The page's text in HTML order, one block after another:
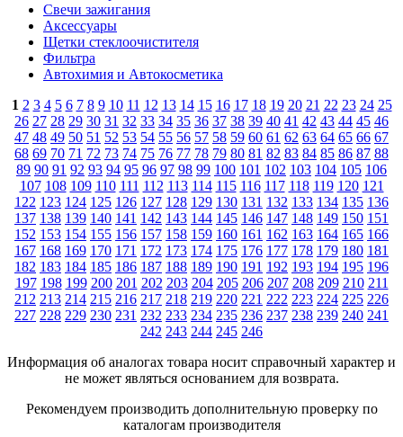
Свечи зажигания
Аксессуары
Щетки стеклоочистителя
Фильтра
Автохимия и Автокосметика
1 2 3 4 5 6 7 8 9 10 11 12 13 14 15 16 17 18 19 20 21 22 23 24 25
26 27 28 29 30 31 32 33 34 35 36 37 38 39 40 41 42 43 44 45 46
47 48 49 50 51 52 53 54 55 56 57 58 59 60 61 62 63 64 65 66 67
68 69 70 71 72 73 74 75 76 77 78 79 80 81 82 83 84 85 86 87 88
89 90 91 92 93 94 95 96 97 98 99 100 101 102 103 104 105 106
107 108 109 110 111 112 113 114 115 116 117 118 119 120 121
122 123 124 125 126 127 128 129 130 131 132 133 134 135 136
137 138 139 140 141 142 143 144 145 146 147 148 149 150 151
152 153 154 155 156 157 158 159 160 161 162 163 164 165 166
167 168 169 170 171 172 173 174 175 176 177 178 179 180 181
182 183 184 185 186 187 188 189 190 191 192 193 194 195 196
197 198 199 200 201 202 203 204 205 206 207 208 209 210 211
212 213 214 215 216 217 218 219 220 221 222 223 224 225 226
227 228 229 230 231 232 233 234 235 236 237 238 239 240 241
242 243 244 245 246
Информация об аналогах товара носит справочный характер и
не может являться основанием для возврата.
Рекомендуем производить дополнительную проверку по
каталогам производителя